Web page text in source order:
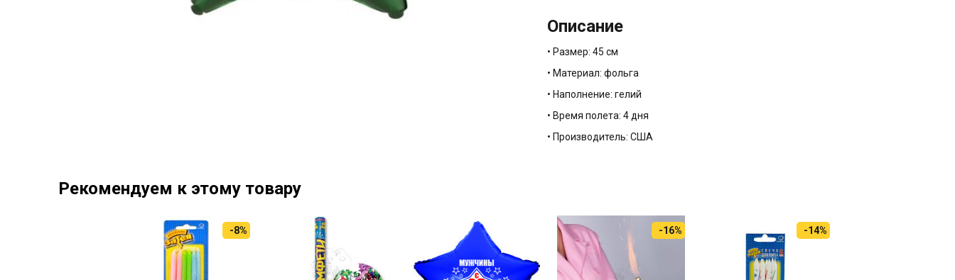
Описание
• Размер: 45 см
• Материал: фольга
• Наполнение: гелий
• Время полета: 4 дня
• Производитель: США
Рекомендуем к этому товару
-8% -16% -14%